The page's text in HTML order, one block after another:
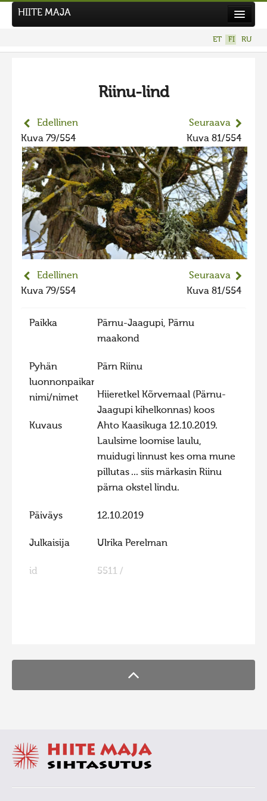
Hiite kuvavõistlus 2026
Hiisien kuvakilpailu 2025
2025 kuvakilpailu lisä
Liikuvad kuvad 2025
Hiisien kuvakilpailu 2024
2024 kuvakilpailu lisä
Liikkuvat kuvat 2024
Hiisien kuvakilpailu 2023
2023 kuvakilpailu lisä
Hiite kuvavõistlus 2022
Hiite kuvavõistlus 2022 lisa
Liikkuvat kuvat 2022
Hiite kuvavõistlus 2021
Liikkuvat kuvat 2021
Hiite kuvavõistlus 2020
Liikkuvat kuvat 2020
Hiite kuvavõistlus 2019
Hiite kuvavõistlus 2018
Hiite kuvavõistlus 2015
Hiite kuvavõistlus 2014
Hiite kuvavõistlus 2009
HIITE MAJA
ET FI RU
Riinu-lind
Edellinen
Kuva 79/554
Seuraava
Kuva 81/554
Edellinen
Kuva 79/554
Seuraava
Kuva 81/554
Paikka
Pärnu-Jaagupi, Pärnu
maakond
Pyhän
luonnonpaikan
nimi/nimet
Pärn Riinu
Kuvaus
Hiieretkel Kõrvemaal (Pärnu-
Jaagupi kihelkonnas) koos
Ahto Kaasikuga 12.10.2019.
Laulsime loomise laulu,
muidugi linnust kes oma mune
pillutas ... siis märkasin Riinu
pärna okstel lindu.
Päiväys 12.10.2019
Julkaisija Ulrika Perelman
id 5511 /